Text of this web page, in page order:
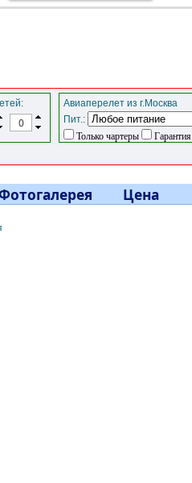
Авиаперелет из г.Москва
Пит.:
Только чартеры
Гарантия
Цена